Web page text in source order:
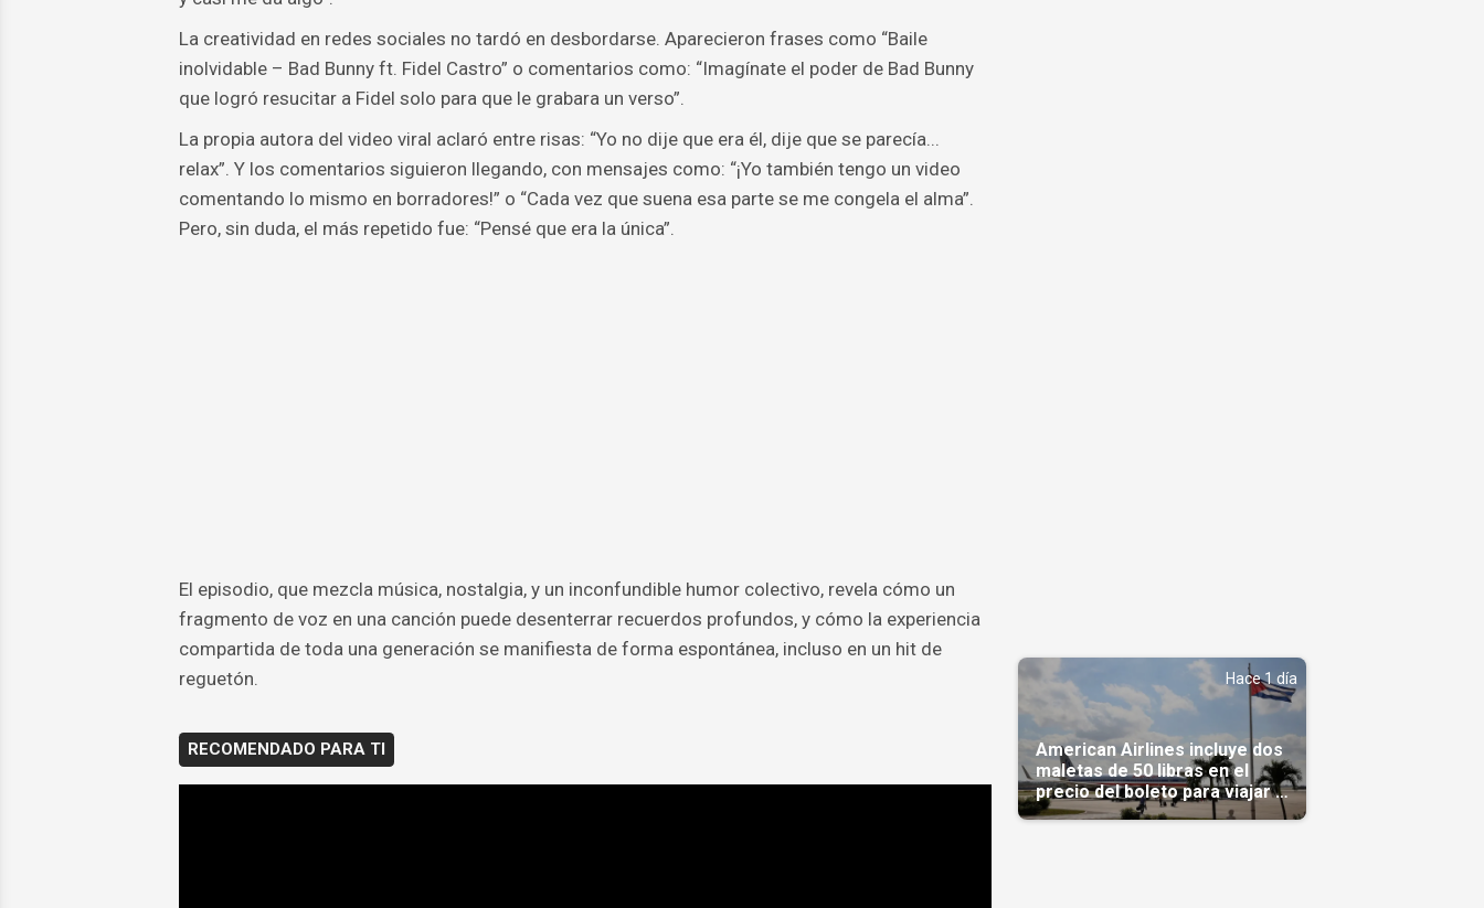
La creatividad en redes sociales no tardó en desbordarse. Aparecieron frases como “Baile
inolvidable – Bad Bunny ft. Fidel Castro” o comentarios como: “Imagínate el poder de Bad Bunny
que logró resucitar a Fidel solo para que le grabara un verso”.
La propia autora del video viral aclaró entre risas: “Yo no dije que era él, dije que se parecía...
relax”. Y los comentarios siguieron llegando, con mensajes como: “¡Yo también tengo un video
comentando lo mismo en borradores!” o “Cada vez que suena esa parte se me congela el alma”.
Pero, sin duda, el más repetido fue: “Pensé que era la única”.
El episodio, que mezcla música, nostalgia, y un inconfundible humor colectivo, revela cómo un
fragmento de voz en una canción puede desenterrar recuerdos profundos, y cómo la experiencia
compartida de toda una generación se manifiesta de forma espontánea, incluso en un hit de
reguetón.
RECOMENDADO PARA TI
Hace 1 día
American Airlines incluye dos
maletas de 50 libras en el
precio del boleto para viajar a
Cuba en agosto